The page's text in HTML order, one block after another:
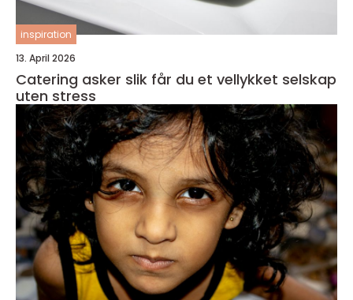
inspiration
13. April 2026
Catering asker slik får du et vellykket selskap
uten stress